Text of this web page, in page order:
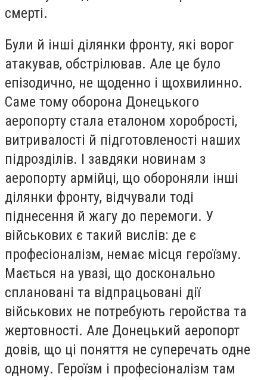
смерті.
Були й інші ділянки фронту, які ворог
атакував, обстрілював. Але це було
епізодично, не щоденно і щохвилинно.
Саме тому оборона Донецького
аеропорту стала еталоном хоробрості,
витривалості й підготовленості наших
підрозділів. І завдяки новинам з
аеропорту армійці, що обороняли інші
ділянки фронту, відчували тоді
піднесення й жагу до перемоги. У
військових є такий вислів: де є
професіоналізм, немає місця героїзму.
Мається на увазі, що досконально
сплановані та відпрацьовані дії
військових не потребують геройства та
жертовності. Але Донецький аеропорт
довів, що ці поняття не суперечать одне
одному. Героїзм і професіоналізм там